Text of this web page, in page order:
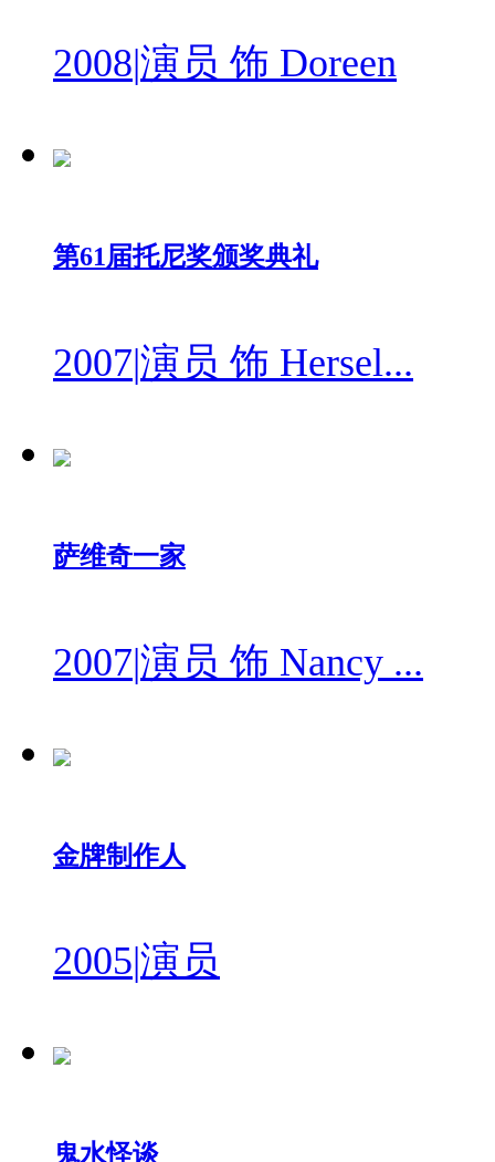
2008|演员 饰 Doreen
第61届托尼奖颁奖典礼
2007|演员 饰 Hersel...
萨维奇一家
2007|演员 饰 Nancy ...
金牌制作人
2005|演员
鬼水怪谈